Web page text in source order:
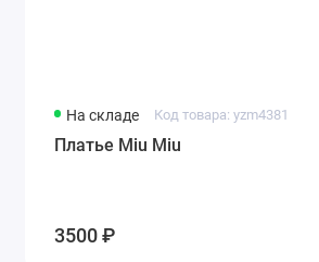
На складе Код товара: yzm4381
Платье Miu Miu
3500 ₽